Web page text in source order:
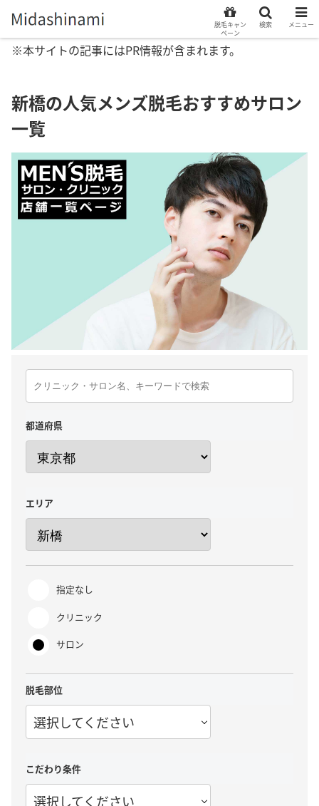
※本サイトの記事にはPR情報が含まれます。
新橋の人気メンズ脱毛おすすめサロン
一覧
都道府県
エリア
指定なし
クリニック
サロン
脱毛部位
選択してください
こだわり条件
選択してください
脱毛キャン
ペーン
検索 メニュー